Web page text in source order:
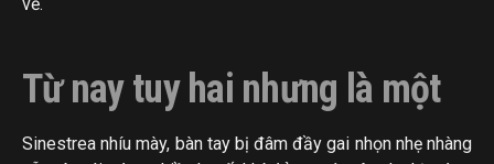
về.
Từ nay tuy hai nhưng là một
Sinestrea nhíu mày, bàn tay bị đâm đầy gai nhọn nhẹ nhàng